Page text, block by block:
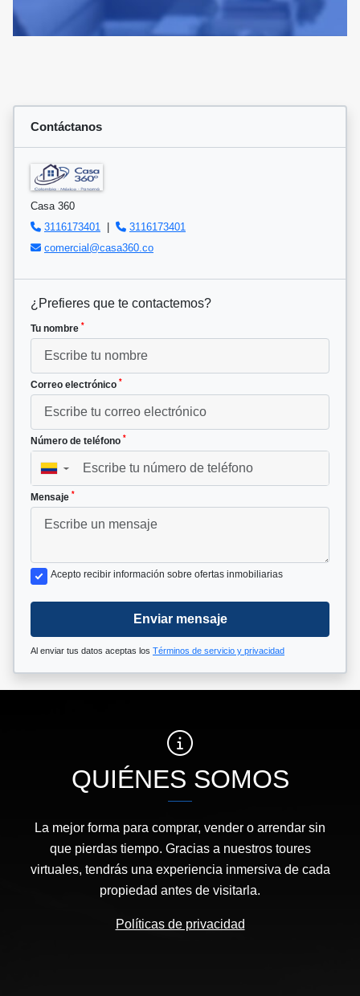
Contáctanos
Casa 360
3116173401
|
3116173401
comercial@casa360.co
¿Prefieres que te contactemos?
Tu nombre *
Correo electrónico *
Número de teléfono *
▼
Mensaje *
Acepto recibir información sobre ofertas inmobiliarias
Enviar mensaje
Al enviar tus datos aceptas los Términos de servicio y privacidad
QUIÉNES SOMOS
La mejor forma para comprar, vender o arrendar sin
que pierdas tiempo. Gracias a nuestros toures
virtuales, tendrás una experiencia inmersiva de cada
propiedad antes de visitarla.
Políticas de privacidad